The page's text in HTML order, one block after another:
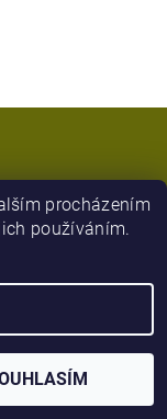
procházením
používáním.